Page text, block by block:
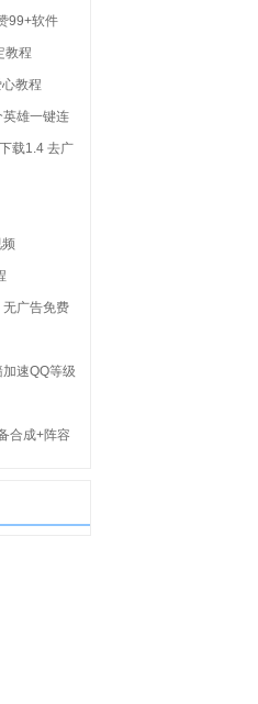
99+软件
教程
教程
英雄一键连
载1.4 去广
广告免费
速QQ等级
合成+阵容